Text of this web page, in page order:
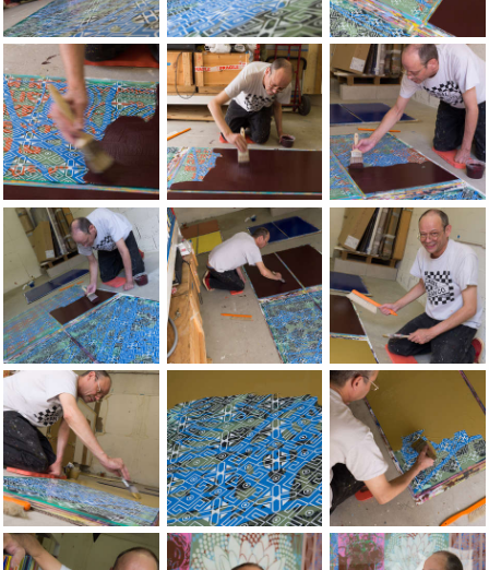
Portraits of the artist Jean-Pierre Sergent, by Lionel Georges
Portraits of the artist Jean-Pierre
Portraits of the
Portraits of the artist Jean-Pierre Sergent, by Lionel Georges
Portraits of the artist Jean-Pierre
Portraits of the
Portraits of the artist Jean-Pierre Sergent, by Lionel Georges
Portraits of the artist Jean-Pierre
Portraits of the
Portraits of the artist Jean-Pierre Sergent, by Lionel Georges
Portraits of the artist Jean-Pierre
Portraits of the